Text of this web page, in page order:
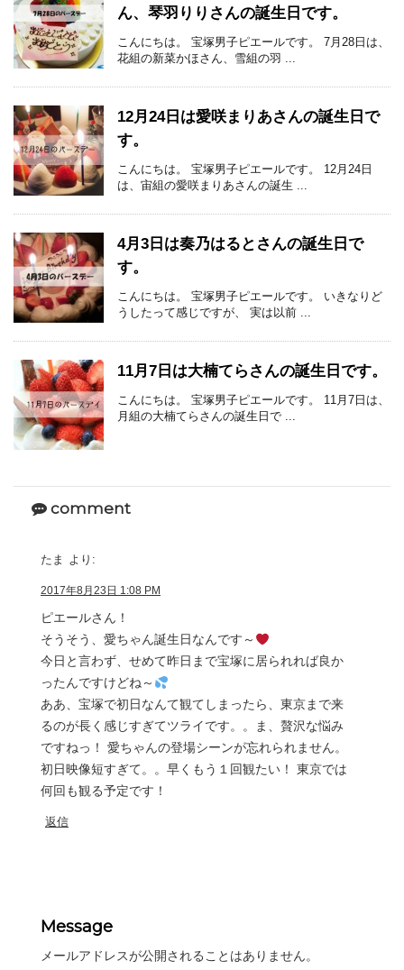
ん、琴羽りりさんの誕生日です。
こんにちは。 宝塚男子ピエールです。 7月28日は、
花組の新菜かほさん、雪組の羽 ...
12月24日は愛咲まりあさんの誕生日で
す。
こんにちは。 宝塚男子ピエールです。 12月24日
は、宙組の愛咲まりあさんの誕生 ...
4月3日は奏乃はるとさんの誕生日で
す。
こんにちは。 宝塚男子ピエールです。 いきなりど
うしたって感じですが、 実は以前 ...
11月7日は大楠てらさんの誕生日です。
こんにちは。 宝塚男子ピエールです。 11月7日は、
月組の大楠てらさんの誕生日で ...
comment
たま より:
2017年8月23日 1:08 PM
ピエールさん！
そうそう、愛ちゃん誕生日なんです～
今日と言わず、せめて昨日まで宝塚に居られれば良か
ったんですけどね～
ああ、宝塚で初日なんて観てしまったら、東京まで来
るのが長く感じすぎてツライです。。ま、贅沢な悩み
ですねっ！ 愛ちゃんの登場シーンが忘れられません。
初日映像短すぎて。。早くもう１回観たい！ 東京では
何回も観る予定です！
返信
Message
メールアドレスが公開されることはありません。